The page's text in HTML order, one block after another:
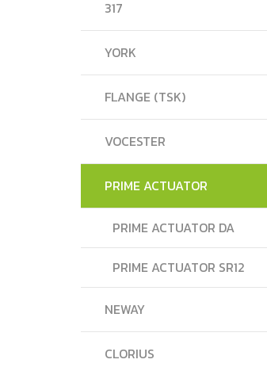
317
YORK
FLANGE (TSK)
VOCESTER
PRIME ACTUATOR
PRIME ACTUATOR DA
PRIME ACTUATOR SR12
NEWAY
CLORIUS